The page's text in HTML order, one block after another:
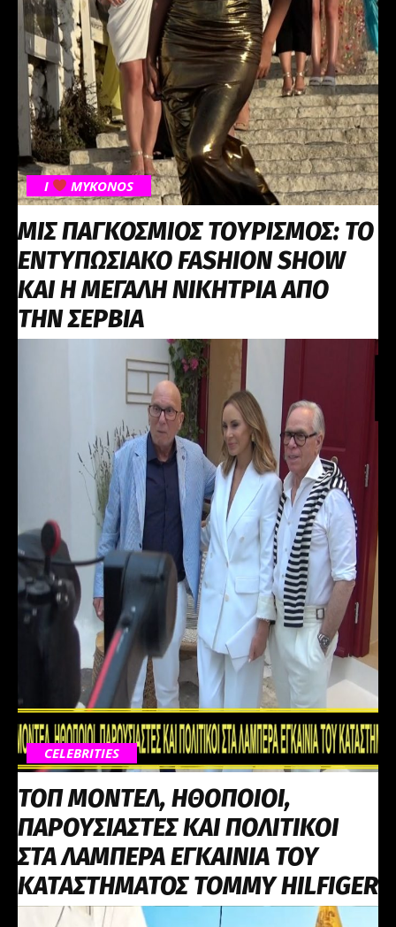
I MYKONOS
ΜΙΣ ΠΑΓΚΟΣΜΙΟΣ ΤΟΥΡΙΣΜΟΣ: ΤΟ
ΕΝΤΥΠΩΣΙΑΚΟ FASHION SHOW
ΚΑΙ Η ΜΕΓΑΛΗ ΝΙΚΗΤΡΙΑ ΑΠΟ
ΤΗΝ ΣΕΡΒΙΑ
CELEBRITIES
ΤΟΠ ΜΟΝΤΕΛ, ΗΘΟΠΟΙΟΙ,
ΠΑΡΟΥΣΙΑΣΤΕΣ ΚΑΙ ΠΟΛΙΤΙΚΟΙ
ΣΤΑ ΛΑΜΠΕΡΑ ΕΓΚΑΙΝΙΑ ΤΟΥ
ΚΑΤΑΣΤΗΜΑΤΟΣ TOMMY HILFIGER